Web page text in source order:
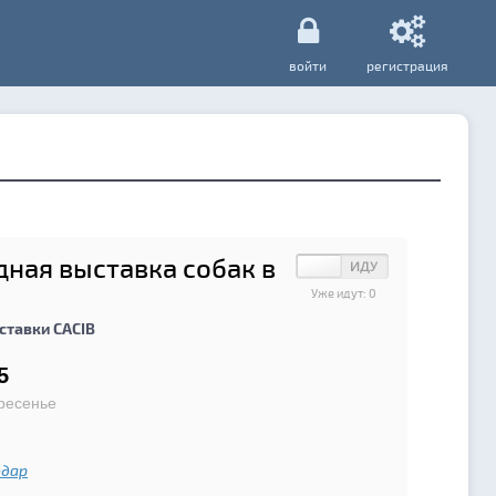
войти регистрация
выставка собак в
Уже идут: 0
CACIB